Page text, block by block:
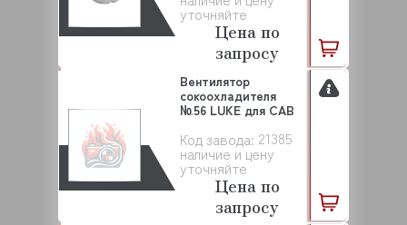
уточняйте
Цена по
запросу
Код завода: 21385
наличие и цену
уточняйте
Вентилятор
сокоохладителя
№56 LUKE для САВ
Цена по
запросу